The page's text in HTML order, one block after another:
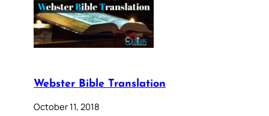
Webster Bible Translation
October 11, 2018